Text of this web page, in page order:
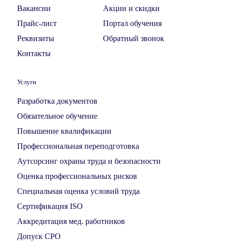
Вакансии
Прайс-лист
Реквизиты
Контакты
Акции и скидки
Портал обучения
Обратный звонок
Услуги
Разработка документов
Обязательное обучение
Повышение квалификации
Профессиональная переподготовка
Аутсорсинг охраны труда и безопасности
Оценка профессиональных рисков
Специальная оценка условий труда
Сертификация ISO
Аккредитация мед. работников
Допуск СРО